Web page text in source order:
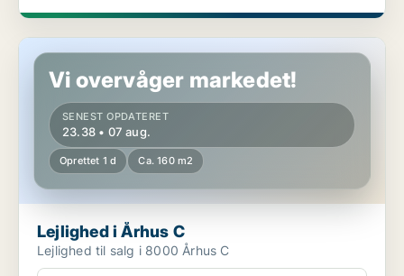
Lejlighed i Århus C
Vi overvåger markedet!
SENEST OPDATERET
23.38 • 07 aug.
Oprettet 1 d Ca. 160 m2
Lejlighed i Århus C
Lejlighed til salg i 8000 Århus C